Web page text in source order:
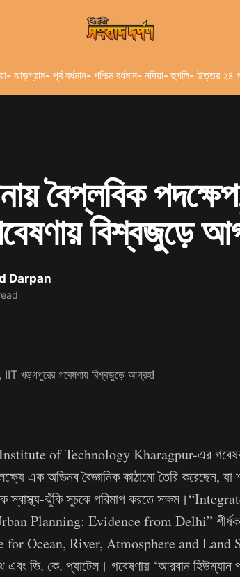
- ঝাড়গ্রাম- পূর্ব বর্ধমান- পশ্চিম বর্ধমান- নদিয়া- হুগলি- উত্তর ২৪
বৈপ্লবিক
বিশ্বজুড়ে
Darpan
of Technology Kharagpur-এর
এক অভিনব বৈজ্ঞানিক কাঠামো তৈরি করেছেন, যা
স্বাস্থ্য-ঝুঁকি সূচকে পরিমাপ করতে
Planning: Evidence from Delhi” শীর্ষক
for Ocean, River, Atmosphere and
এবং ভি. কে. প্যাটেল। গবেষণায় ‘আরবান